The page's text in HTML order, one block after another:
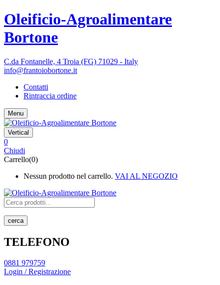
Oleificio-Agroalimentare
Bortone
C.da Fontanelle, 4 Troia (FG) 71029 - Italy
info@frantoiobortone.it
Contatti
Rintraccia ordine
Menu
Vertical
0
Chiudi
Carrello(0)
Nessun prodotto nel carrello. VAI AL NEGOZIO
cerca
TELEFONO
0881 979759
Login / Registrazione